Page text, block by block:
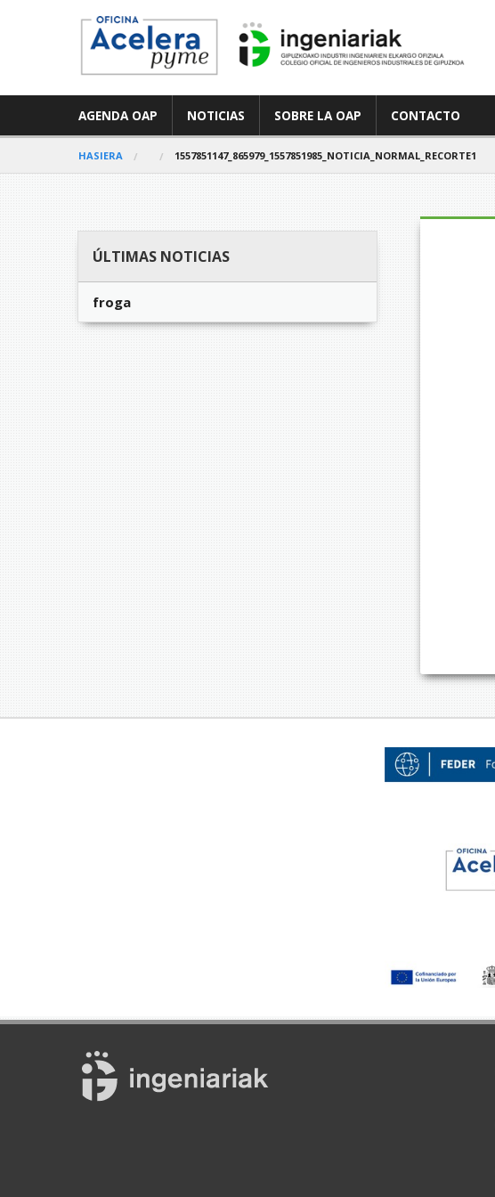
AGENDA OAP NOTICIAS SOBRE LA OAP CONTACTO
HASIERA 1557851147_865979_1557851985_NOTICIA_NORMAL_RECORTE1
ÚLTIMAS NOTICIAS
froga